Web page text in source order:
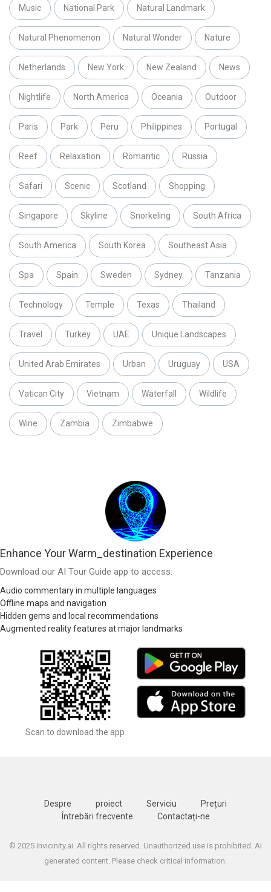
Music National Park Natural Landmark
Natural Phenomenon Natural Wonder Nature
Netherlands New York New Zealand News
Nightlife North America Oceania Outdoor
Paris Park Peru Philippines Portugal
Reef Relaxation Romantic Russia
Safari Scenic Scotland Shopping
Singapore Skyline Snorkeling South Africa
South America South Korea Southeast Asia
Spa Spain Sweden Sydney Tanzania
Technology Temple Texas Thailand
Travel Turkey UAE Unique Landscapes
United Arab Emirates Urban Uruguay USA
Vatican City Vietnam Waterfall Wildlife
Wine Zambia Zimbabwe
Enhance Your Warm_destination Experience
Download our AI Tour Guide app to access:
Audio commentary in multiple languages
Offline maps and navigation
Hidden gems and local recommendations
Augmented reality features at major landmarks
Scan to download the app
Despre proiect Serviciu
Prețuri
Întrebări frecvente
Contactați-ne
© 2025 Invicinity.ai. All rights reserved. Unauthorized use is prohibited. AI
generated content. Please check critical information.